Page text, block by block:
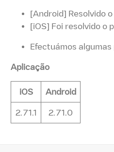
[Android] Resolvido
[iOS] Foi resolvido o
Efectuámos
Aplicação
iOS Android
2.71.1 2.71.0